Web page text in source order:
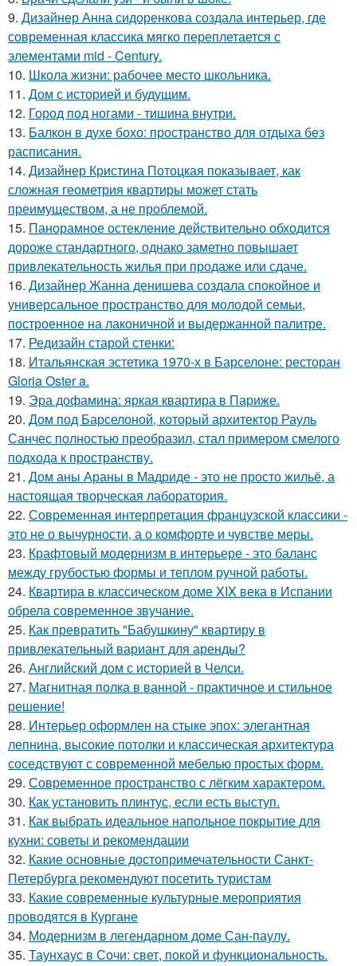
9. Дизайнер Анна сидоренкова создала интерьер, где
современная классика мягко переплетается с
элементами mid - Century.
10. Школа жизни: рабочее место школьника.
11. Дом с историей и будущим.
12. Город под ногами - тишина внутри.
13. Балкон в духе бохо: пространство для отдыха без
расписания.
14. Дизайнер Кристина Потоцкая показывает, как
сложная геометрия квартиры может стать
преимуществом, а не проблемой.
15. Панорамное остекление действительно обходится
дороже стандартного, однако заметно повышает
привлекательность жилья при продаже или сдаче.
16. Дизайнер Жанна денишева создала спокойное и
универсальное пространство для молодой семьи,
построенное на лаконичной и выдержанной палитре.
17. Редизайн старой стенки:
18. Итальянская эстетика 1970-х в Барселоне: ресторан
Gloria Oster a.
19. Эра дофамина: яркая квартира в Париже.
20. Дом под Барселоной, который архитектор Рауль
Санчес полностью преобразил, стал примером смелого
подхода к пространству.
21. Дом аны Араны в Мадриде - это не просто жильё, а
настоящая творческая лаборатория.
22. Современная интерпретация французской классики -
это не о вычурности, а о комфорте и чувстве меры.
23. Крафтовый модернизм в интерьере - это баланс
между грубостью формы и теплом ручной работы.
24. Квартира в классическом доме XIX века в Испании
обрела современное звучание.
25. Как превратить "Бабушкину" квартиру в
привлекательный вариант для аренды?
26. Английский дом с историей в Челси.
27. Магнитная полка в ванной - практичное и стильное
решение!
28. Интерьер оформлен на стыке эпох: элегантная
лепнина, высокие потолки и классическая архитектура
соседствуют с современной мебелью простых форм.
29. Современное пространство с лёгким характером.
30. Как установить плинтус, если есть выступ.
31. Как выбрать идеальное напольное покрытие для
кухни: советы и рекомендации
32. Какие основные достопримечательности Санкт-
Петербурга рекомендуют посетить туристам
33. Какие современные культурные мероприятия
проводятся в Кургане
34. Модернизм в легендарном доме Сан-паулу.
35. Таунхаус в Сочи: свет, покой и функциональность.